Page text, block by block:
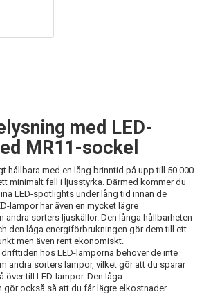
med LED-
MR11-sockel
hållbara med en lång brinntid på upp till 50 000
minimalt fall i ljusstyrka. Därmed kommer du
LED-spotlights under lång tid innan de
lampor har även en mycket lägre
andra sorters ljuskällor. Den långa hållbarheten
den låga energiförbrukningen gör dem till ett
men även rent ekonomiskt.
hos LED-lamporna behöver de inte
andra sorters lampor, vilket gör att du sparar
över till LED-lampor. Den låga
gör också så att du får lägre elkostnader.